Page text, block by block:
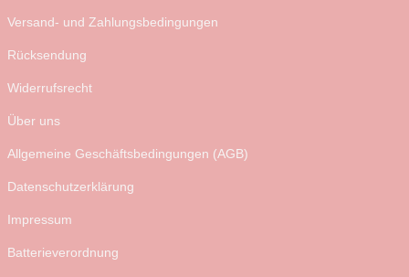
Versand- und Zahlungsbedingungen
Rücksendung
Widerrufsrecht
Über uns
Allgemeine Geschäftsbedingungen (AGB)
Datenschutzerklärung
Impressum
Batterieverordnung